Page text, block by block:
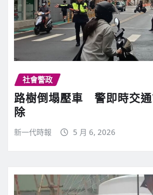
社會警政
路樹倒塌壓車 警即時交
除
新一代時報 5 月 6, 2026